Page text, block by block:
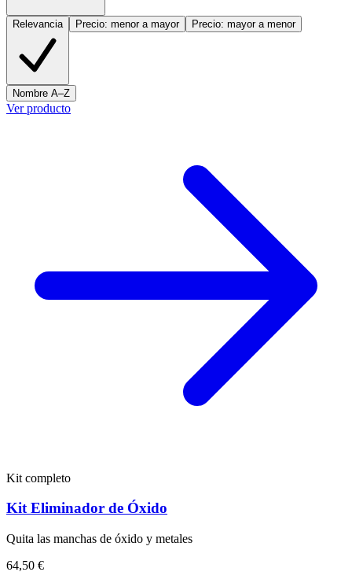
Relevancia Precio: menor a mayor Precio: mayor a menor
Nombre A–Z
Ver producto
Kit completo
Kit Eliminador de Óxido
Quita las manchas de óxido y metales
64,50 €